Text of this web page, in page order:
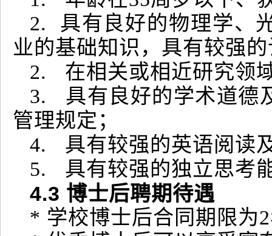
2. 具有良好的物理学、
业的基础知识，具有较强
2. 在相关或相近研究领
3. 具有良好的学术道德
管理规定；
4. 具有较强的英语阅读
5. 具有较强的独立思考
4.3 博士后聘期待遇
* 学校博士后合同期限为